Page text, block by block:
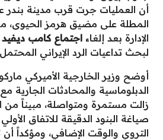
أن العمليات جرت قرب مدينة بندر
المطلة على مضيق هرمز الحيوى،
الإدارة بعد إلغاء اجتماع كامب ديفيد
لبحث تداعيات الرد الإيراني
أوضح وزير الخارجية الأميركي
الدبلوماسية والمحادثات الجارية مع
زالت مستمرة ومتواصلة، مبيناً من
صياغة البنود الدقيقة للاتفاق
التروي والوقت الإضافي، ومؤكداً